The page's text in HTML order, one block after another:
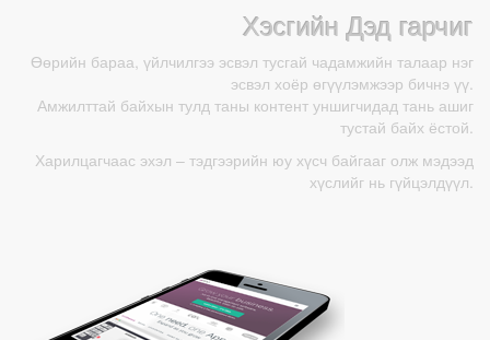
Хэсгийн Дэд гарчиг
Өөрийн бараа, үйлчилгээ эсвэл тусгай чадамжийн талаар нэг
эсвэл хоёр өгүүлэмжээр бичнэ үү.
Амжилттай байхын тулд таны контент уншигчидад тань ашиг
тустай байх ёстой.
Харилцагчаас эхэл – тэдгээрийн юу хүсч байгааг олж мэдээд
хүслийг нь гүйцэлдүүл.